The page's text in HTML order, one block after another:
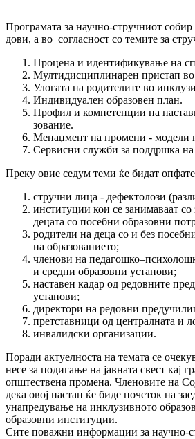
Програмата за научно-стручниот
дови, а во согласност со темите за
Процена и идентификување на
Мултидисциплинарен пристап
Улогата на родителите во
Индивидуален образовен план.
Профил и компетенции на
зо­ва­ние.
Менаџмент на промени -
Сервисни служби за поддршка
Преку овие седум теми ќе бидат
стручни лица - дефектолози
институции кои се занимаваат
децата со посебни образовни
родители на деца со и без
на образованието;
членови на
и средни образовни установи;
наставен кадар од редовните
установи;
директори на редовни
претставници од централната и
инвалидски организации.
Поради актуелноста на темата се
несе за подигање на јавната свест кај
оп­штес­тве­на промена. Членовите на
дека овој нас­тан ќе биде почеток на
унапредување на ин­клузивното
образовни институции.
Си­те поважни информации за научно-